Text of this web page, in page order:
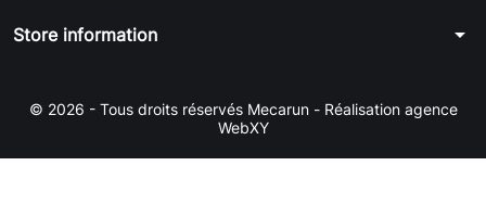
Store information arrow_drop_down
© 2026 - Tous droits réservés Mecarun - Réalisation agence
WebXY